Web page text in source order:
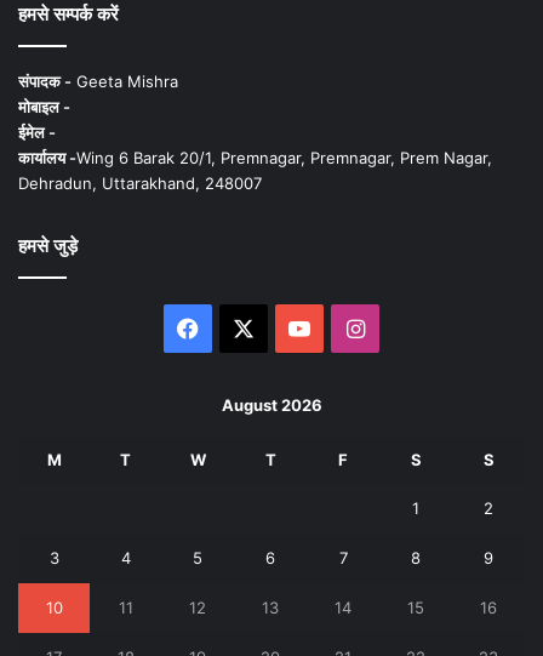
हमसे सम्पर्क करें
संपादक - Geeta Mishra
मोबाइल -
ईमेल -
कार्यालय -Wing 6 Barak 20/1, Premnagar, Premnagar, Prem Nagar,
Dehradun, Uttarakhand, 248007
हमसे जुड़े
Facebook YouTubeInstagram
August 2026
M T W T F S S
1 2
3 4 5 6 7 8 9
10 11 12 13 14 15 16